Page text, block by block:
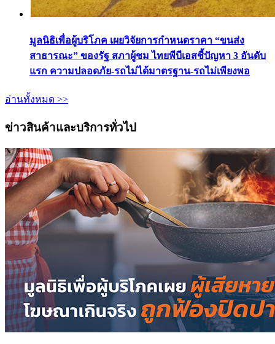
มูลนิธิเพื่อผู้บริโภค เผยวิจัยการกำหนดราคา “ขนส่ง
สาธารณะ” ของรัฐ สภาผู้ชม ไทยพีบีเอสชี้ปัญหา 3 อันดับ
แรก ความปลอดภัย-รถไม่ได้มาตรฐาน-รถไม่เพียงพอ
อ่านทั้งหมด >>
ข่าวสินค้าและบริการทั่วไป